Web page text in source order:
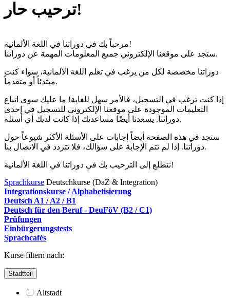
ترحيب حار!
مرحباً بك في دوراتنا في اللغة الألمانية!
ستجد على موقعنا الإلكتروني جميع المعلومات المهمة عن دوراتنا.
دوراتنا مخصصة لكل من يرغب في تعلم اللغة الألمانية، سواء كنت
مبتدئاً أو متقدماً.
إذا كنت ترغب في التسجيل، فالأمر سهل للغاية! ما عليك سوى اتباع
التعليمات الموجودة على موقعنا الإلكتروني للتسجيل في إحدى
دوراتنا. يسعدنا أيضًا مساعدتك إذا كانت لديك أي أسئلة.
ستجد في هذه الصفحة أيضاً إجابات على الأسئلة الأكثر شيوعاً حول
دوراتنا. إذا لم تتم الإجابة على سؤالك، فلا تتردد في الاتصال بنا.
نتطلع إلى الترحيب بك في دوراتنا في اللغة الألمانية!
Sprachkurse Deutschkurse (DaZ & Integration)
Integrationskurse / Alphabetisierung
Deutsch A1 / A2 / B1
Deutsch für den Beruf - DeuFöV (B2 / C1)
Prüfungen
Einbürgerungstests
Sprachcafés
Kurse filtern nach:
Stadtteil
Altstadt